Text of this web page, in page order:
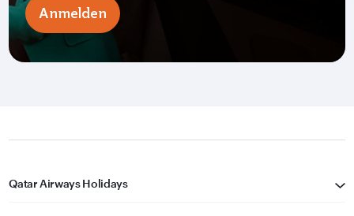
Anmelden
Qatar Airways Holidays